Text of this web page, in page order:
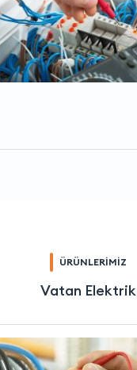
ÜRÜNLERİMİZ
Vatan Elektrik